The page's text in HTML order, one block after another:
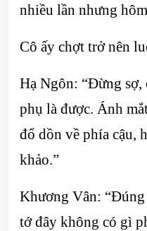
nhiều lần nhưng
Cô ấy chợt trở nên
Hạ Ngôn: “Đừng sợ,
phụ là được. Ánh
đổ dồn về phía cậu,
khảo.”
Khương Vân: “Đúng
tớ đây không có gì